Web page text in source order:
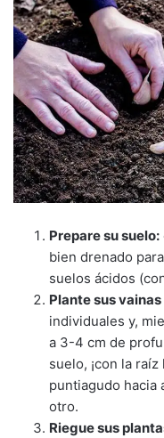
Prepare su suelo:
bien drenado
suelos ácidos
Plante sus vainas
individuales y,
a 3-4 cm de
suelo, ¡con la
puntiagudo hacia
otro.
Riegue sus